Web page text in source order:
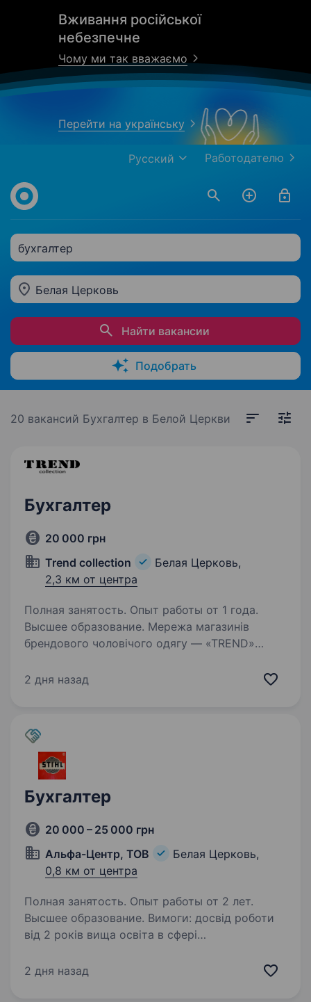
Вживання російської
небезпечне
Чому ми так вважаємо
Перейти на українську
Работодателю
Русский
бухгалтер
Белая Церковь
Найти вакансии
Подобрать
20 вакансий Бухгалтер в Белой Церкви
Бухгалтер
20 000 грн
Trend collection
Белая Церковь,
2,3 км от центра
Полная занятость. Опыт работы от 1 года.
Высшее образование. Мережа магазинів
брендового чоловічого одягу — «TREND»
в свою енергійну, позитивну команду,
2 дня назад
Бухгалтер
20 000 – 25 000 грн
Альфа-Центр, ТОВ
Белая Церковь,
0,8 км от центра
Полная занятость. Опыт работы от 2 лет.
Высшее образование. Вимоги: досвід роботи
від 2 років вища освіта в сфері
податкового та бухгалтерського
2 дня назад